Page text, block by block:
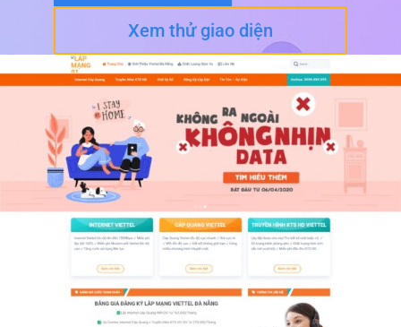
Mạng
số
lượng
Xem thử giao diện